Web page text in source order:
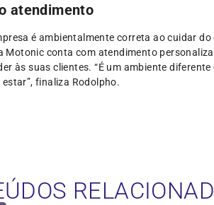
atendimento
é ambientalmente correta ao cuidar
conta com atendimento
às suas clientes. “É um ambiente
finaliza Rodolpho.